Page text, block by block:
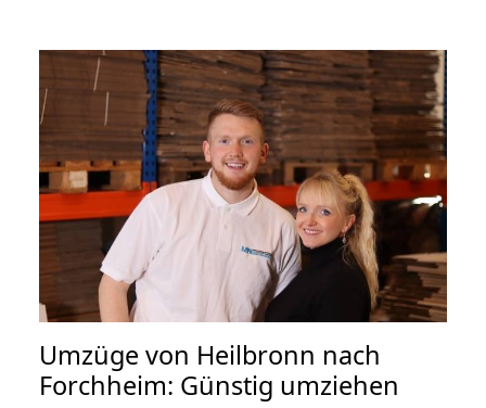
Umzüge von Heilbronn nach
Forchheim: Günstig umziehen